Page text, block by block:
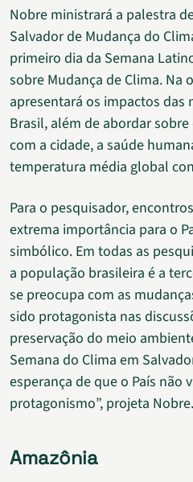
Nobre ministrará a palestra
Salvador de Mudança do
primeiro dia da Semana
sobre Mudança de Clima. Na
apresentará os impactos das
Brasil, além de abordar
com a cidade, a saúde
temperatura média global
Para o pesquisador,
extrema importância para o
simbólico. Em todas as
a população brasileira é a
se preocupa com as
sido protagonista nas
preservação do meio
Semana do Clima em
esperança de que o País não
protagonismo”, projeta Nobre.
Amazônia